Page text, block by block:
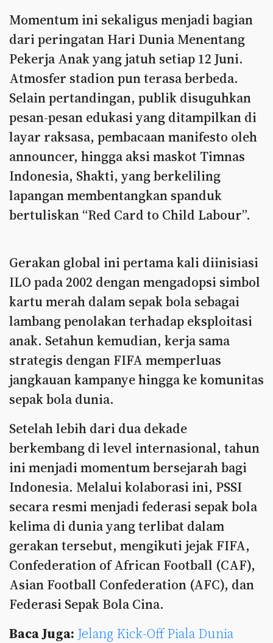
Momentum ini sekaligus menjadi bagian
dari peringatan Hari Dunia Menentang
Pekerja Anak yang jatuh setiap 12 Juni.
Atmosfer stadion pun terasa berbeda.
Selain pertandingan, publik disuguhkan
pesan-pesan edukasi yang ditampilkan di
layar raksasa, pembacaan manifesto oleh
announcer, hingga aksi maskot Timnas
Indonesia, Shakti, yang berkeliling
lapangan membentangkan spanduk
bertuliskan “Red Card to Child Labour”.
Gerakan global ini pertama kali diinisiasi
ILO pada 2002 dengan mengadopsi simbol
kartu merah dalam sepak bola sebagai
lambang penolakan terhadap eksploitasi
anak. Setahun kemudian, kerja sama
strategis dengan FIFA memperluas
jangkauan kampanye hingga ke komunitas
sepak bola dunia.
Setelah lebih dari dua dekade
berkembang di level internasional, tahun
ini menjadi momentum bersejarah bagi
Indonesia. Melalui kolaborasi ini, PSSI
secara resmi menjadi federasi sepak bola
kelima di dunia yang terlibat dalam
gerakan tersebut, mengikuti jejak FIFA,
Confederation of African Football (CAF),
Asian Football Confederation (AFC), dan
Federasi Sepak Bola Cina.
Baca Juga: Jelang Kick-Off Piala Dunia